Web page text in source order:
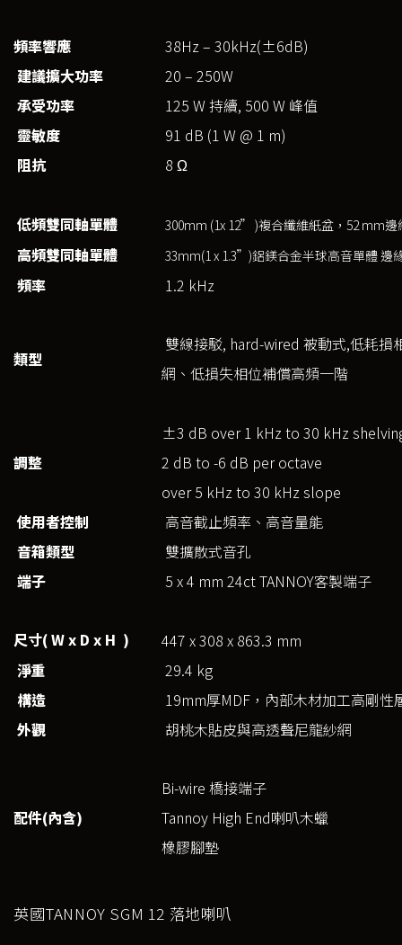
頻率響應
38Hz – 30kHz(±6dB)
建議擴大功率
20 – 250W
承受功率
125 W 持續, 500 W 峰值
靈敏度
91 dB (1 W @ 1 m)
阻抗
8 Ω
低頻雙同軸單體 300mm (1x 12” )複合纖維紙盆，52 mm
高頻雙同軸單體 33mm(1 x 1.3”)鋁鎂合金半球高音單體 邊
頻率 1.2 kHz
類型
雙線接駁, hard-wired 被動式,低耗損
網、低損失相位補償高頻一階
調整
±3 dB over 1 kHz to 30 kHz
2 dB to -6 dB per octave
over 5 kHz to 30 kHz slope
使用者控制
高音截止頻率、高音量能
音箱類型
雙擴散式音孔
端子
5 x 4 mm 24ct TANNOY客製端子
尺寸( W x D x H )
447 x 308 x 863.3 mm
淨重
29.4 kg
構造
19mm厚MDF，內部木材加工高剛性
外觀
胡桃木貼皮與高透聲尼龍紗網
配件(內含)
Bi-wire 橋接端子
Tannoy High End喇叭木蠟
橡膠腳墊
英國TANNOY SGM 12 落地喇叭